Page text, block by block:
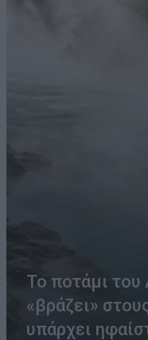
Το ποτάμι του
«βράζει»
υπάρχει